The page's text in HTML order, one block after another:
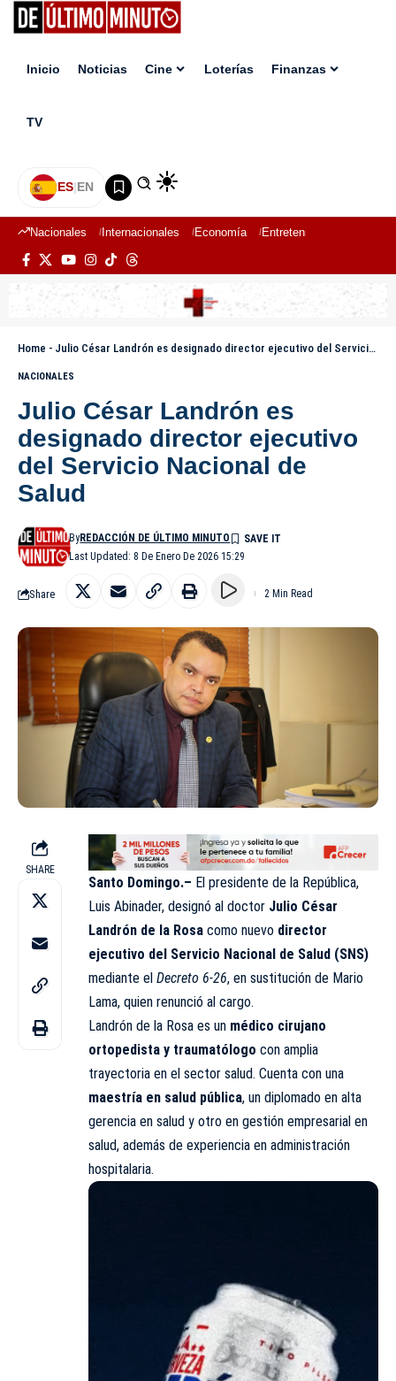
Inicio Noticias Cine Loterías Finanzas
TV
ES|EN
Nacionales Internacionales Economía Entretenimiento
Home - Julio César Landrón es designado director ejecutivo del Servicio Nacional de Salud
NACIONALES
Julio César Landrón es
designado director ejecutivo
del Servicio Nacional de
Salud
Last Updated: 8 De Enero De 2026 15:29
ByREDACCIÓN DE ÚLTIMO MINUTO
Share 2 Min Read
SHARE
Santo Domingo.– El presidente de la República,
Luis Abinader, designó al doctor Julio César
Landrón de la Rosa como nuevo director
ejecutivo del Servicio Nacional de Salud (SNS)
mediante el Decreto 6-26, en sustitución de Mario
Lama, quien renunció al cargo.
Landrón de la Rosa es un médico cirujano
ortopedista y traumatólogo con amplia
trayectoria en el sector salud. Cuenta con una
maestría en salud pública, un diplomado en alta
gerencia en salud y otro en gestión empresarial en
salud, además de experiencia en administración
hospitalaria.